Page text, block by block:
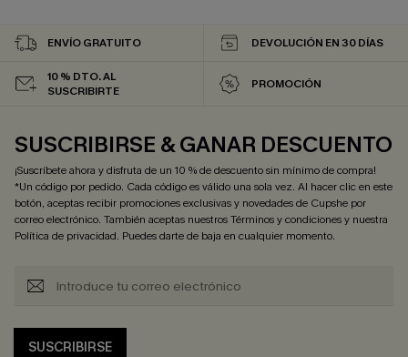
ENVÍO GRATUITO DEVOLUCIÓN EN 30 DÍAS
10 % DTO. AL
SUSCRIBIRTE
PROMOCIÓN
SUSCRIBIRSE & GANAR DESCUENTO
¡Suscríbete ahora y disfruta de un 10 % de descuento sin mínimo de compra!
*Un código por pedido. Cada código es válido una sola vez. Al hacer clic en este
botón, aceptas recibir promociones exclusivas y novedades de Cupshe por
correo electrónico. También aceptas nuestrosTérminos y condicionesy nuestra
Política de privacidad. Puedes darte de baja en cualquier momento.
SUSCRIBIRSE